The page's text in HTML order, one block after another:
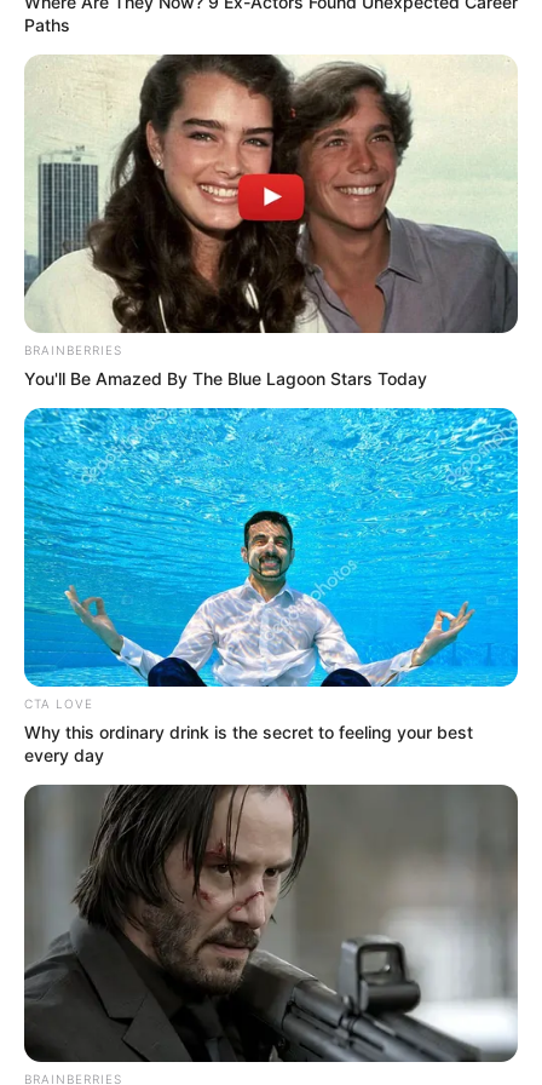
НАМ ПИШУТЬ ПОДІЇ
Ужгородці скаржаться на незаконно
встановлені «лежачі поліцейські» у
Минаї (фото)
жителі навколишніх сіл, які їздять у справах або на
роботу через село Минай, що входить до
Холмківської ОТГ. Люди кажуть, що віднедавна на
розі…
Paths
BRAINBERRIES
You'll Be Amazed By The Blue Lagoon Stars Today
CTA LOVE
Why this ordinary drink is the secret to feeling your best
every day
BRAINBERRIES